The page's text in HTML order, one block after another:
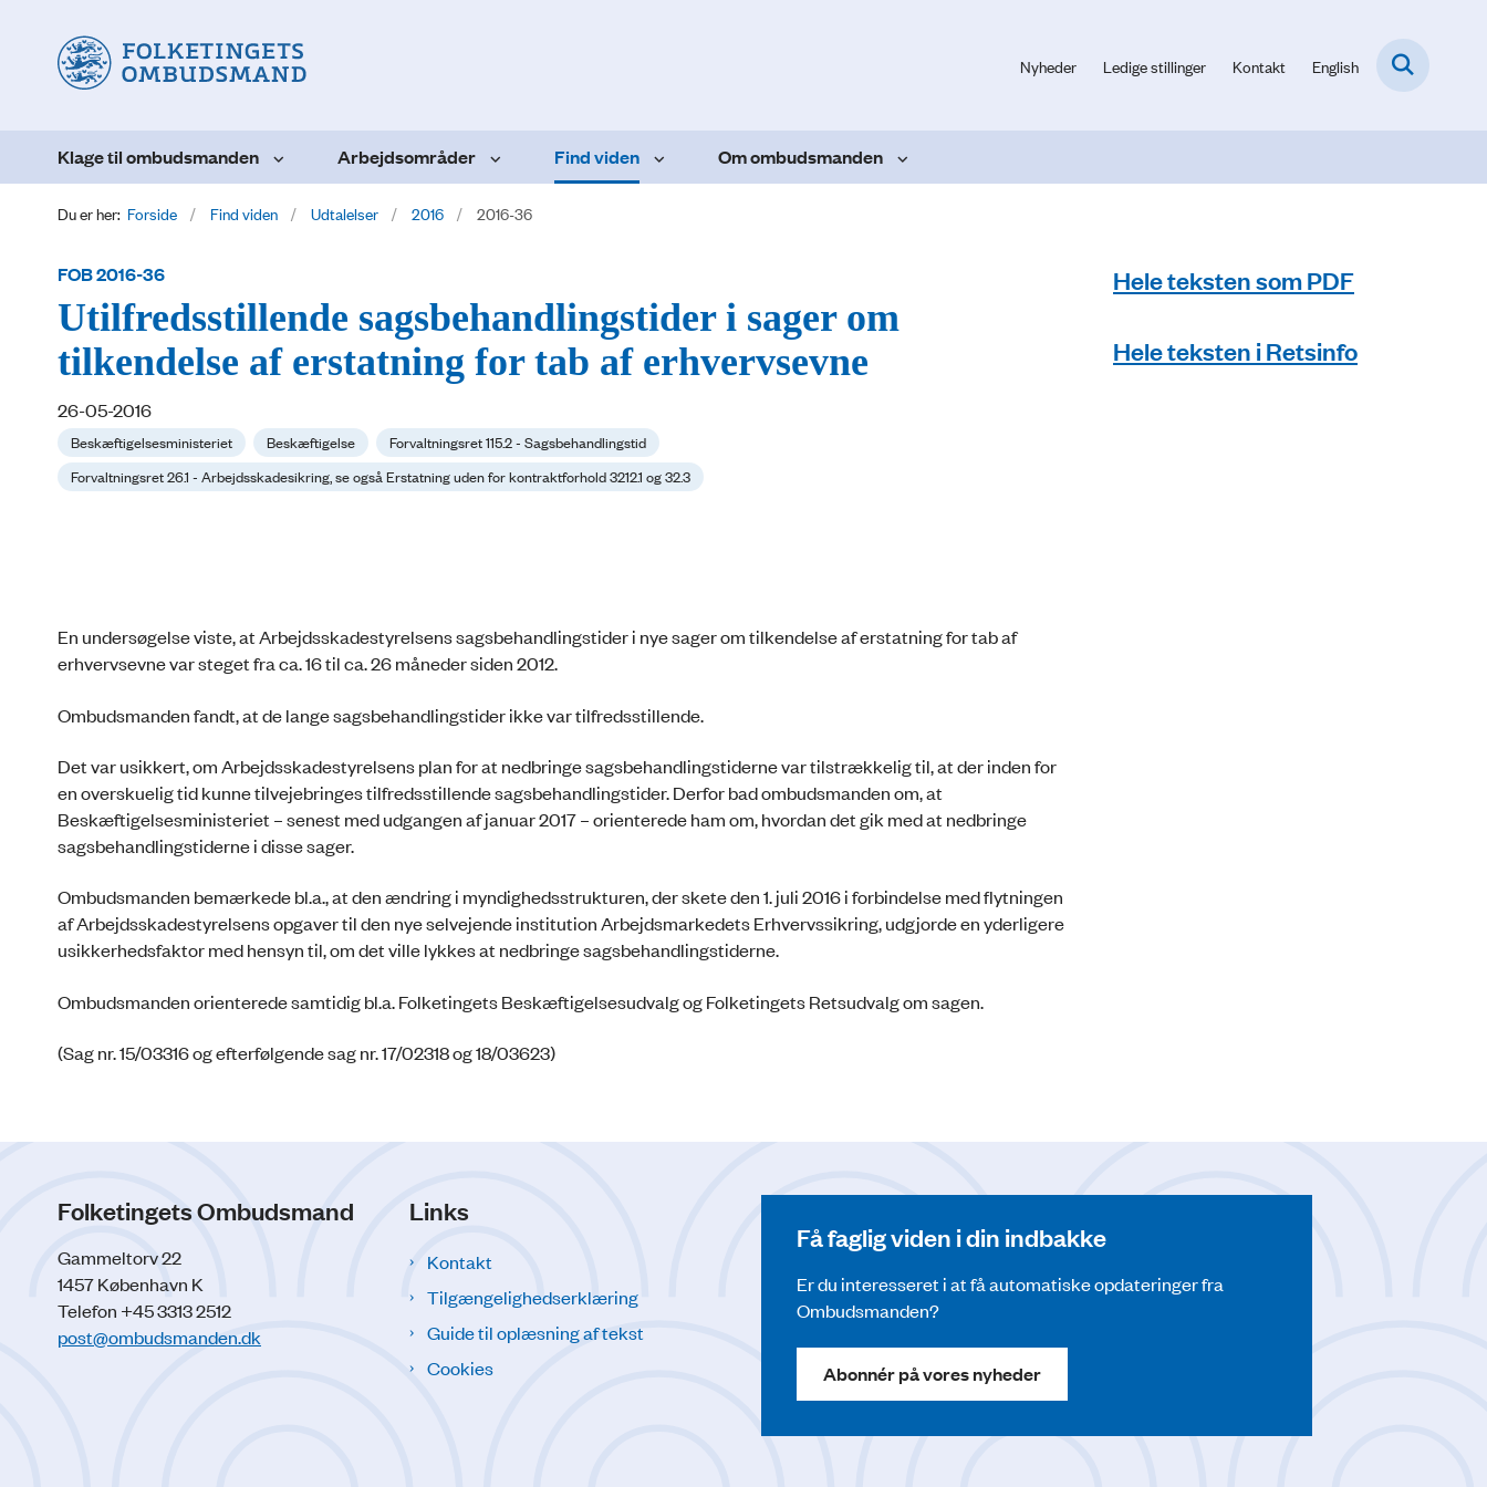
Nyheder Ledige stillinger Kontakt English
Klage til ombudsmanden Arbejdsområder Find viden Om ombudsmanden
Du er her: Forside Find viden Udtalelser 2016 2016-36
FOB 2016-36
Utilfredsstillende sagsbehandlingstider i sager om
tilkendelse af erstatning for tab af erhvervsevne
26-05-2016
Beskæftigelsesministeriet Beskæftigelse
Forvaltningsret 115.2 - Sagsbehandlingstid
Forvaltningsret 26.1 - Arbejdsskadesikring, se også Erstatning uden for kontraktforhold 3212.1 og 32.3
En undersøgelse viste, at Arbejdsskadestyrelsens sagsbehandlingstider i nye sager om tilkendelse af erstatning for tab af
erhvervsevne var steget fra ca. 16 til ca. 26 måneder siden 2012.
Ombudsmanden fandt, at de lange sagsbehandlingstider ikke var tilfredsstillende.
Det var usikkert, om Arbejdsskadestyrelsens plan for at nedbringe sagsbehandlingstiderne var tilstrækkelig til, at der inden for
en overskuelig tid kunne tilvejebringes tilfredsstillende sagsbehandlingstider. Derfor bad ombudsmanden om, at
Beskæftigelsesministeriet – senest med udgangen af januar 2017 – orienterede ham om, hvordan det gik med at nedbringe
sagsbehandlingstiderne i disse sager.
Ombudsmanden bemærkede bl.a., at den ændring i myndighedsstrukturen, der skete den 1. juli 2016 i forbindelse med flytningen
af Arbejdsskadestyrelsens opgaver til den nye selvejende institution Arbejdsmarkedets Erhvervssikring, udgjorde en yderligere
usikkerhedsfaktor med hensyn til, om det ville lykkes at nedbringe sagsbehandlingstiderne.
Ombudsmanden orienterede samtidig bl.a. Folketingets Beskæftigelsesudvalg og Folketingets Retsudvalg om sagen.
(Sag nr. 15/03316 og efterfølgende sag nr. 17/02318 og 18/03623)
Hele teksten som PDF
Hele teksten i Retsinfo
Folketingets Ombudsmand
Gammeltorv 22
1457 København K
Telefon +45 3313 2512
post@ombudsmanden.dk
Links
Kontakt
Tilgængelighedserklæring
Guide til oplæsning af tekst
Cookies
Få faglig viden i din indbakke
Er du interesseret i at få automatiske opdateringer fra
Ombudsmanden?
Abonnér på vores nyheder